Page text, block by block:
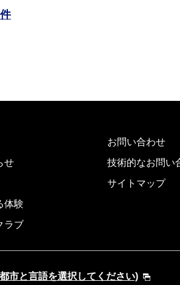
せ
体験
ラブ
お問い合わせ
技術的なお問い
サイトマップ
市と言語を選択してください)